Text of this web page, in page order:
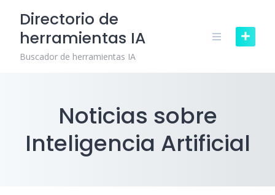
content
Directorio de
herramientas IA
Buscador de herramientas IA
Noticias sobre
Inteligencia Artificial